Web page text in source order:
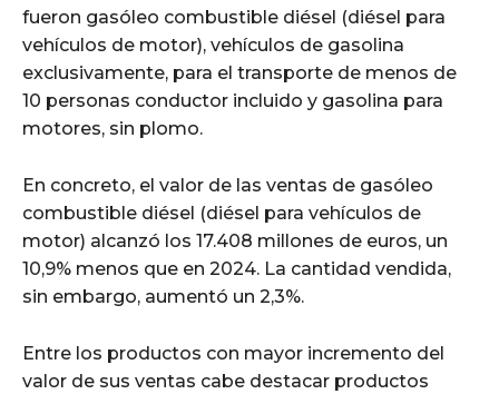
fueron gasóleo combustible diésel (diésel para
vehículos de motor), vehículos de gasolina
exclusivamente, para el transporte de menos de
10 personas conductor incluido y gasolina para
motores, sin plomo.
En concreto, el valor de las ventas de gasóleo
combustible diésel (diésel para vehículos de
motor) alcanzó los 17.408 millones de euros, un
10,9% menos que en 2024. La cantidad vendida,
sin embargo, aumentó un 2,3%.
Entre los productos con mayor incremento del
valor de sus ventas cabe destacar productos